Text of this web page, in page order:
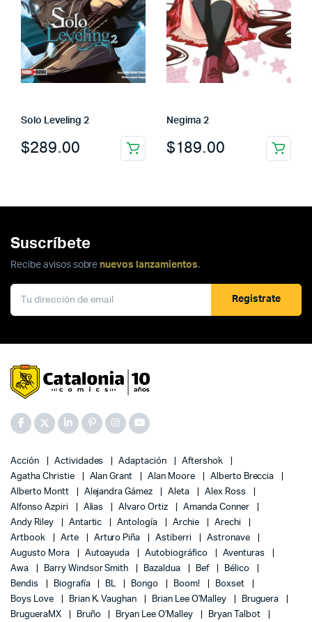
Solo Leveling 2
$289.00
Negima 2
$189.00
Suscríbete
Recibe avisos sobre nuevos lanzamientos.
Registrate
Acción Actividades Adaptación
Aftershok
Agatha Christie
Alan Grant Alan Moore
Alberto Breccia
Alberto Montt
Alejandra Gámez Aleta
Alex Ross
Alfonso Azpiri
Alias Alvaro Ortiz
Amanda Conner
Andy Riley
Antartic Antología Archie
Arechi
Artbook
Arte Arturo Piña Astiberri
Astronave
Augusto Mora
Autoayuda Autobiográfico
Aventuras
Awa
Barry Windsor Smith Bazaldua Bef
Bélico
Bendis
Biografía BL Bongo Boom!
Boxset
Boys Love
Brian K. Vaughan Brian Lee O'Malley
Bruguera
BrugueraMX
Bruño Bryan Lee O'Malley
Bryan Talbot